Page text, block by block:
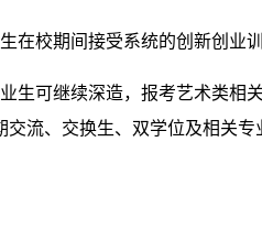
在校期间接受系统的创新创业
生可继续深造，报考艺术类相
交流、交换生、双学位及相关专